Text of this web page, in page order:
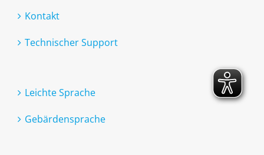
Kontakt
Technischer Support
Leichte Sprache
Gebärdensprache